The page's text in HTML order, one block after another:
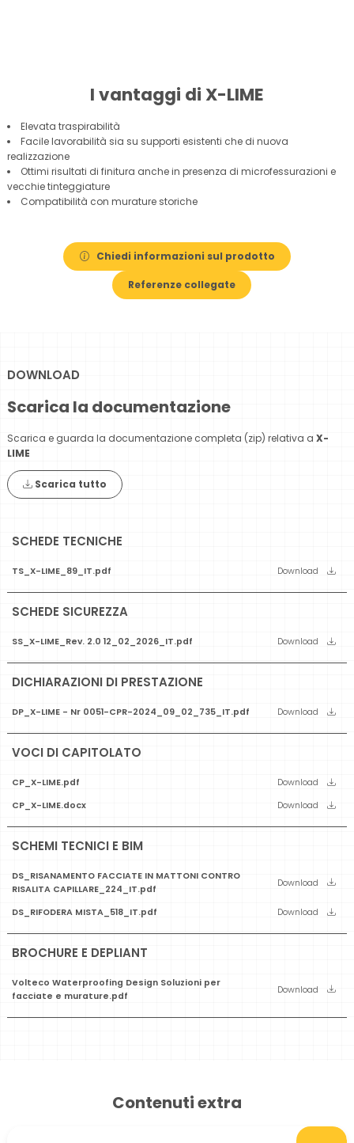
I vantaggi di X-LIME
Elevata traspirabilità
Facile lavorabilità sia su supporti esistenti che di nuova
realizzazione
Ottimi risultati di finitura anche in presenza di microfessurazioni e
vecchie tinteggiature
Compatibilità con murature storiche
Chiedi informazioni sul prodotto
Referenze collegate
DOWNLOAD
Scarica la documentazione
Scarica e guarda la documentazione completa (zip) relativa a X-
LIME
Scarica tutto
SCHEDE TECNICHE
TS_X-LIME_89_IT.pdf Download
SCHEDE SICUREZZA
SS_X-LIME_Rev. 2.0 12_02_2026_IT.pdf Download
DICHIARAZIONI DI PRESTAZIONE
DP_X-LIME - Nr 0051-CPR-2024_09_02_735_IT.pdf Download
VOCI DI CAPITOLATO
CP_X-LIME.pdf
Download
CP_X-LIME.docx
Download
SCHEMI TECNICI E BIM
DS_RISANAMENTO FACCIATE IN MATTONI CONTRO
RISALITA CAPILLARE_224_IT.pdf
Download
DS_RIFODERA MISTA_518_IT.pdf Download
BROCHURE E DEPLIANT
Volteco Waterproofing Design Soluzioni per
facciate e murature.pdf
Download
Contenuti extra